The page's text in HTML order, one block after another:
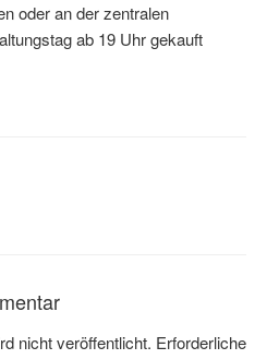
oder an der zentralen
ab 19 Uhr gekauft
nicht veröffentlicht. Erforderliche